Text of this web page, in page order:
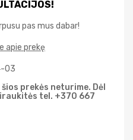
pas mus dabar!
apie prekę
03
prekės neturime. Dėl
tel. +370 667